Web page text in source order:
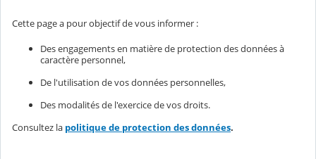
Cette page a pour objectif de vous informer :
Des engagements en matière de protection des données à
caractère personnel,
De l'utilisation de vos données personnelles,
Des modalités de l'exercice de vos droits.
Consultez la politique de protection des données.